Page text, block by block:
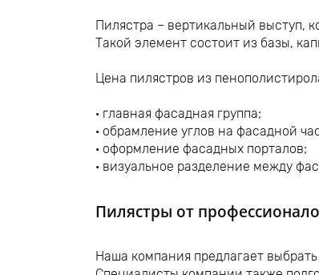
Пилястра – вертикальный выступ,
Такой элемент состоит из базы,
Цена пилястров из
· главная фасадная группа;
· обрамление углов на фасадной
· оформление фасадных порталов;
· визуальное разделение между
Пилястры от
Наша компания предлагает